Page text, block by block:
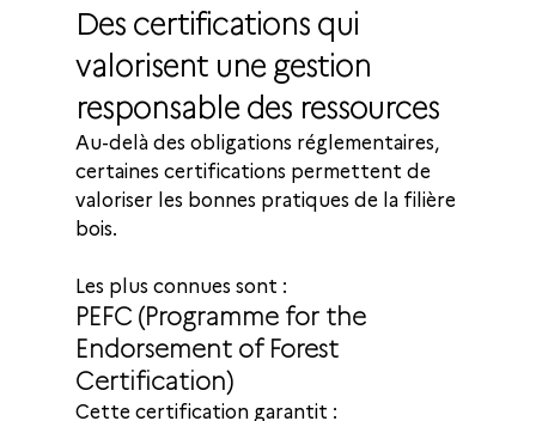
Des certifications qui
valorisent une gestion
responsable des ressources
Au-delà des obligations réglementaires,
certaines certifications permettent de
valoriser les bonnes pratiques de la filière
bois.
Les plus connues sont :
PEFC (Programme for the
Endorsement of Forest
Certification)
Cette certification garantit :